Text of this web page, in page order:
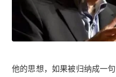
他的思想，如果被归纳成一